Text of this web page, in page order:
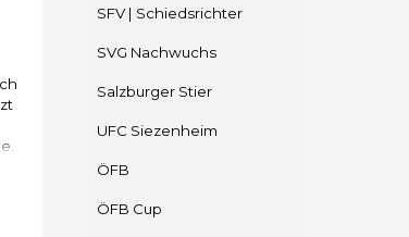
SFV | Schiedsrichter
SVG Nachwuchs
Salzburger Stier
UFC Siezenheim
ÖFB
ÖFB Cup